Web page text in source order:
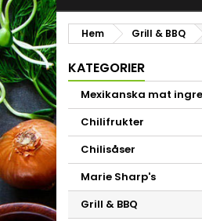
Hem Grill & BBQ
KATEGORIER
Mexikanska mat
Chilifrukter
Chilisåser
Marie Sharp's
Grill & BBQ